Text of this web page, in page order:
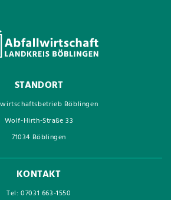
STANDORT
Böblingen
Wolf-Hirth-Straße 33
71034 Böblingen
KONTAKT
Tel: 07031 663-1550